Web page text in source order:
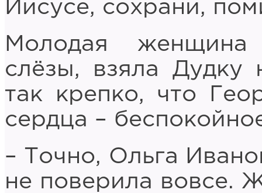
Иисусе, сохрани,
Молодая женщина
слёзы, взяла
так крепко, что
сердца –
– Точно, Ольга
не поверила вовсе.